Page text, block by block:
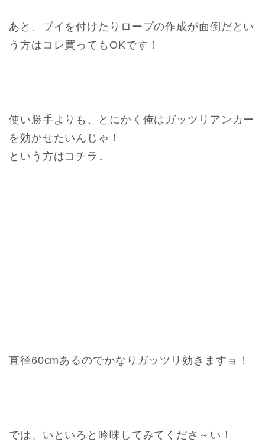
あと、ブイを付けたりロープの作成が面倒だとい
う方はコレ買ってもOKです！
使い勝手よりも、とにかく俺はガッツリアンカー
を効かせたいんじゃ！
という方はコチラ↓
直径60cmあるのでかなりガッツリ効きますョ！
では、いといろと吟味してみてくださ～い！